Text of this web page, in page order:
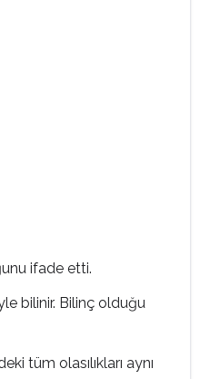
ifade etti.
bilinir. Bilinç olduğu
tüm olasılıkları aynı